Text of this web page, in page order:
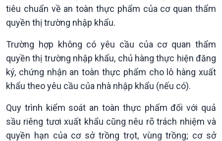
Podcast
10 phút Sự kiện - Luận bàn
Câu chuyện thời sự
Dòng chảy sự kiện
Đối thoại
Diễn đàn chủ nhật
Chuyện đêm
tiêu chuẩn về an toàn thực phẩm của cơ quan thẩm
quyền thị trường nhập khẩu.
Trường hợp không có yêu cầu của cơ quan thẩm
quyền thị trường nhập khẩu, chủ hàng thực hiện đăng
ký, chứng nhận an toàn thực phẩm cho lô hàng xuất
khẩu theo yêu cầu của nhà nhập khẩu (nếu có).
Quy trình kiểm soát an toàn thực phẩm đối với quả
sầu riêng tươi xuất khẩu cũng nêu rõ trách nhiệm và
quyền hạn của cơ sở trồng trọt, vùng trồng; cơ sở